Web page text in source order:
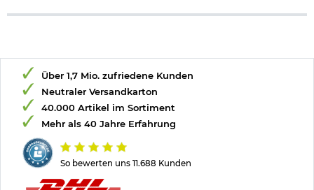
So bewerten uns 11.688 Kunden
Über 1,7 Mio. zufriedene Kunden
Neutraler Versandkarton
40.000 Artikel im Sortiment
Mehr als 40 Jahre Erfahrung